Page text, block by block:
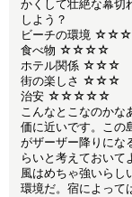
かくして壮絶な幕切
しよう？
ビーチの環境
食べ物 ☆☆☆☆
ホテル関係 ☆☆☆
街の楽しさ ☆☆☆
治安 ☆☆☆☆☆
こんなとこなのか
価に近いです。この
がザーザー降りにな
らいと考えておいて
風はめちゃ強いらし
環境だ。宿によって